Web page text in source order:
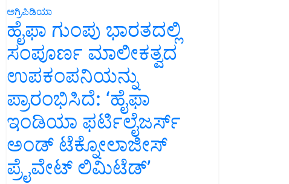
ಅಗ್ರಿಪಿಡಿಯಾ
ಹೈಫಾ ಗುಂಪು ಭಾರತದಲ್ಲಿ
ಸಂಪೂರ್ಣ ಮಾಲೀಕತ್ವದ
ಉಪಕಂಪನಿಯನ್ನು
ಪ್ರಾರಂಭಿಸಿದೆ: ‘ಹೈಫಾ
ಇಂಡಿಯಾ ಫರ್ಟಿಲೈಜರ್ಸ್
ಅಂಡ್ ಟೆಕ್ನೋಲಾಜೀಸ್
ಪ್ರೈವೇಟ್ ಲಿಮಿಟೆಡ್’